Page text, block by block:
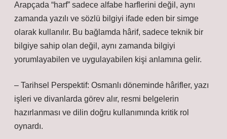
Arapçada “harf” sadece alfabe harflerini değil, aynı
zamanda yazılı ve sözlü bilgiyi ifade eden bir simge
olarak kullanılır. Bu bağlamda hârif, sadece teknik bir
bilgiye sahip olan değil, aynı zamanda bilgiyi
yorumlayabilen ve uygulayabilen kişi anlamına gelir.
– Tarihsel Perspektif: Osmanlı döneminde hârifler, yazı
işleri ve divanlarda görev alır, resmi belgelerin
hazırlanması ve dilin doğru kullanımında kritik rol
oynardı.